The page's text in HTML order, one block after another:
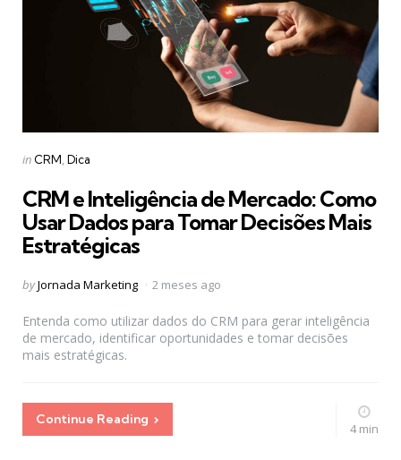
Categories
Posted
in CRM Dica
CRM e Inteligência de Mercado: Como
Usar Dados para Tomar Decisões Mais
Estratégicas
Posted
byJornada Marketing 2 meses ago
Entenda como utilizar dados do CRM para gerar inteligência
de mercado, identificar oportunidades e tomar decisões
mais estratégicas.
Continue Reading
4 min